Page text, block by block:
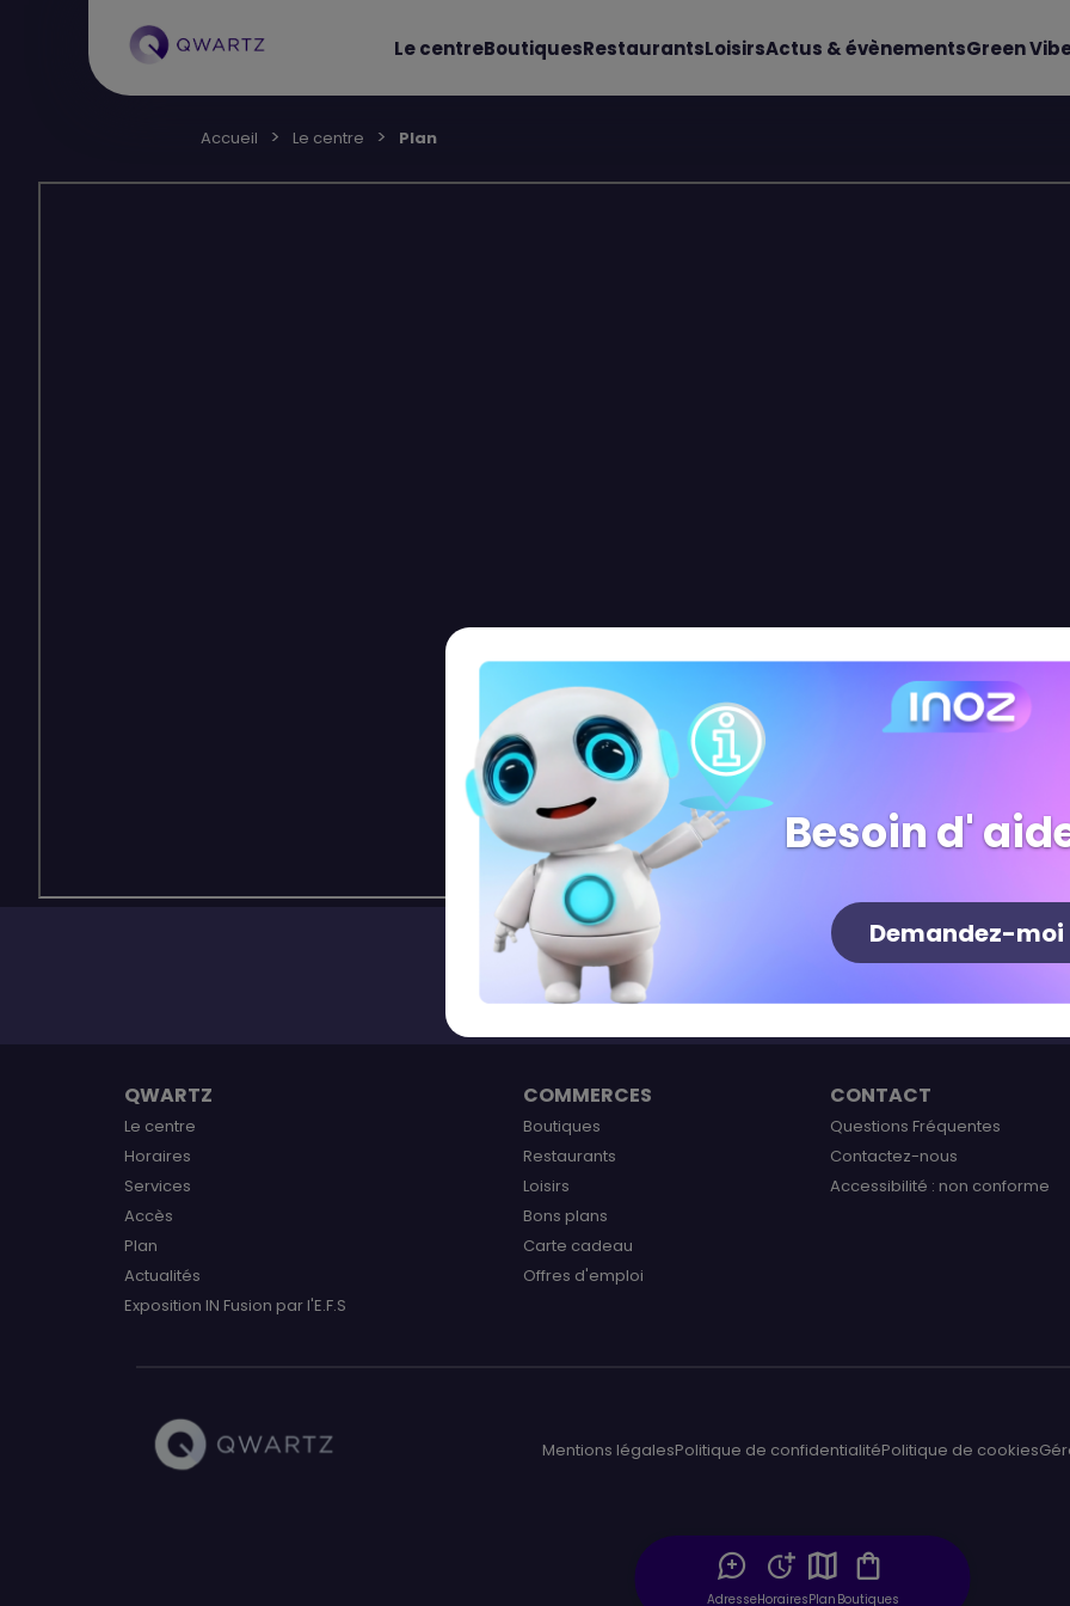
Le centreBoutiquesRestaurantsLoisirsActus & évènementsGreen
AdresseHorairesPlan Boutiques
Accueil Le centre Plan
Newsletter
QWARTZ
Le centre
Horaires
Services
Accès
Plan
Actualités
Exposition IN Fusion par l'E.F.S
COMMERCES
Boutiques
Restaurants
Loisirs
Bons plans
Carte cadeau
Offres d'emploi
CONTACT
Questions Fréquentes
Contactez-nous
Accessibilité : non conforme
Mentions légalesPolitique de confidentialitéPolitique de cookies
Besoin d'
Demandez-moi